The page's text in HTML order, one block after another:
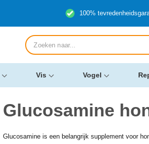
100%
Producten
zoeken
Vis Vogel
Glucosamine
Glucosamine is een belangrijk supplement voor